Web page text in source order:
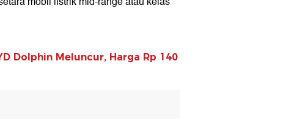
Dolphin Meluncur, Harga Rp 140